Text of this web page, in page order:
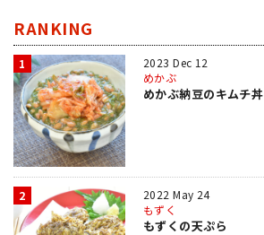
RANKING
1
2023 Dec 12
めかぶ
めかぶ納豆のキムチ丼
2
2022 May 24
もずく
もずくの天ぷら